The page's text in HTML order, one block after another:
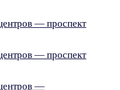
— проспект
— проспект
—